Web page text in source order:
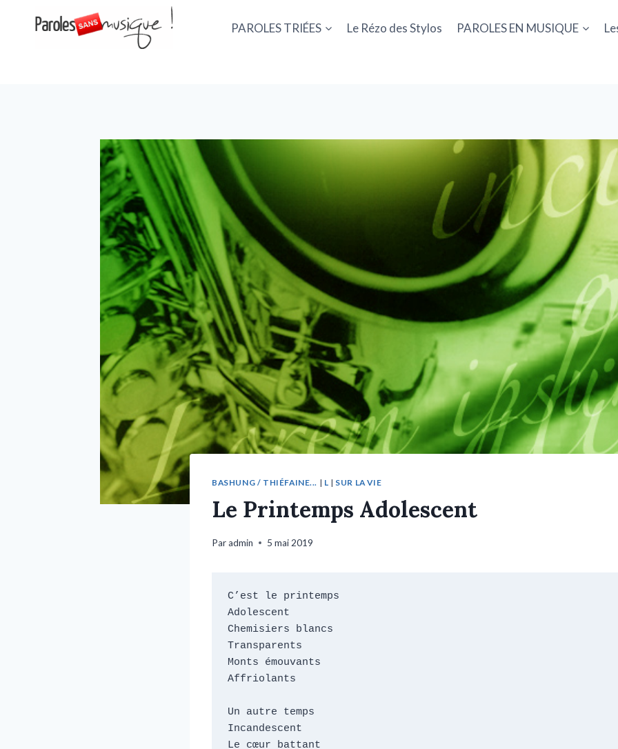
PAROLES TRIÉES Le Rézo des Stylos PAROLES EN MUSIQUE
BASHUNG / THIÉFAINE... | L | SUR LA VIE
Le Printemps Adolescent
Paradmin 5 mai 2019
C’est le printemps
Adolescent
Chemisiers blancs
Transparents
Monts émouvants
Affriolants
Un autre temps
Incandescent
Le cœur battant